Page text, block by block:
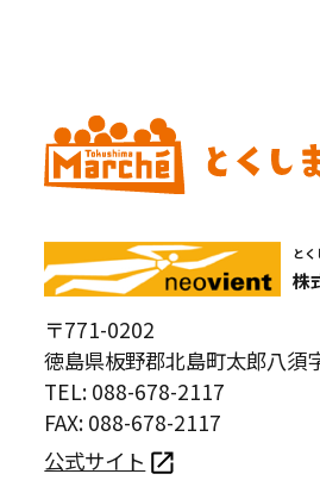
と
株
〒771-0202
徳島県板野郡北島町太郎八須
TEL: 088-678-2117
FAX: 088-678-2117
公式サイト